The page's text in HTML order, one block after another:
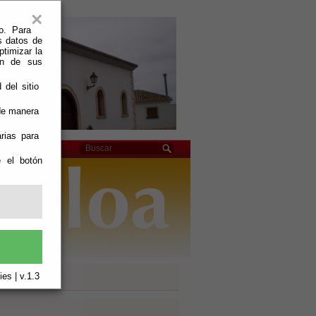
×
Para
datos de
la
de sus
del sitio
manera
para
el botón
| v.1.3